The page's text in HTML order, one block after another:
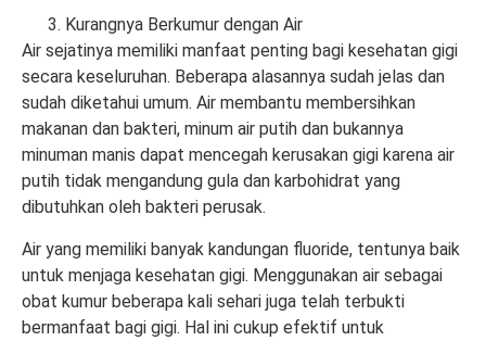
Kurangnya Berkumur dengan Air
Air sejatinya memiliki manfaat penting bagi kesehatan gigi
secara keseluruhan. Beberapa alasannya sudah jelas dan
sudah diketahui umum. Air membantu membersihkan
makanan dan bakteri, minum air putih dan bukannya
minuman manis dapat mencegah kerusakan gigi karena air
putih tidak mengandung gula dan karbohidrat yang
dibutuhkan oleh bakteri perusak.
Air yang memiliki banyak kandungan fluoride, tentunya baik
untuk menjaga kesehatan gigi. Menggunakan air sebagai
obat kumur beberapa kali sehari juga telah terbukti
bermanfaat bagi gigi. Hal ini cukup efektif untuk